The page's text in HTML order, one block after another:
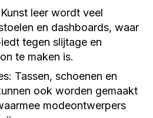
Kunst leer wordt veel
en dashboards, waar
tegen slijtage en
te maken is.
Tassen, schoenen en
ook worden gemaakt
modeontwerpers